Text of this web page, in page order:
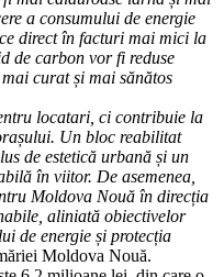
a consumului de energie
direct în facturi mai mici la
de carbon vor fi reduse
curat și mai sănătos
locatari, ci contribuie la
Un bloc reabilitat
de estetică urbană și un
în viitor. De asemenea,
Moldova Nouă în direcția
aliniată obiectivelor
de energie și protecția
Moldova Nouă.